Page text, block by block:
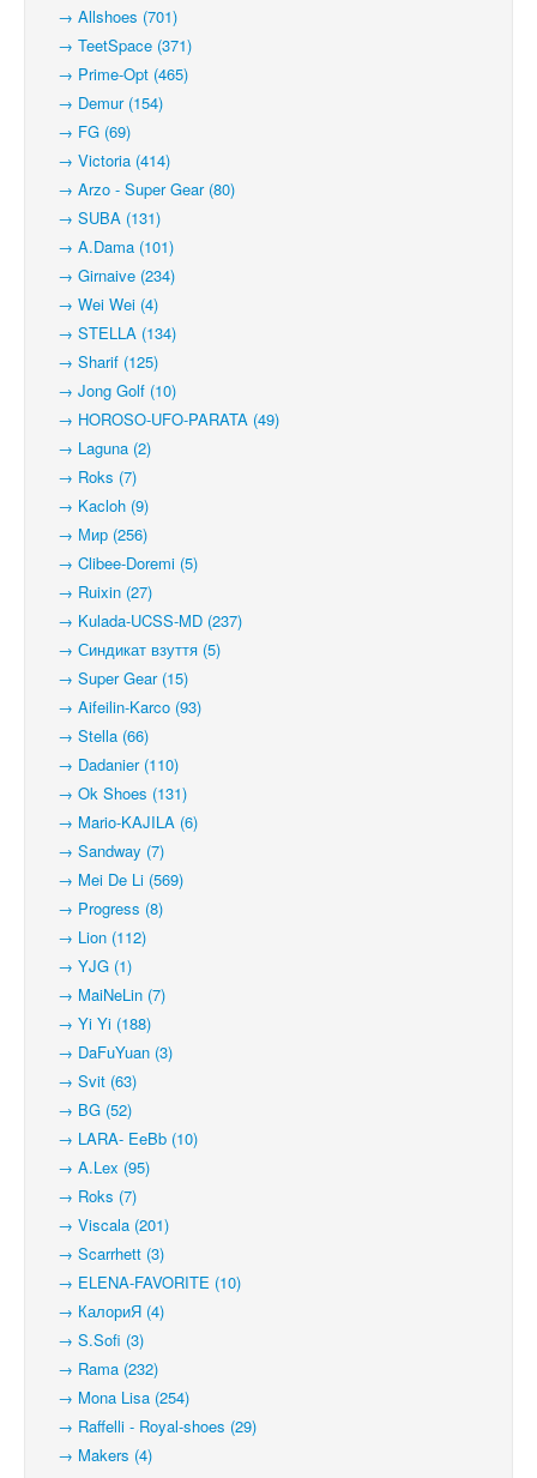
→ Allshoes (701)
→ TeetSpace (371)
→ Prime-Opt (465)
→ Demur (154)
→ FG (69)
→ Victoria (414)
→ Arzo - Super Gear (80)
→ SUBA (131)
→ A.Dama (101)
→ Girnaive (234)
→ Wei Wei (4)
→ STELLA (134)
→ Sharif (125)
→ Jong Golf (10)
→ HOROSO-UFO-PARATA (49)
→ Laguna (2)
→ Roks (7)
→ Kacloh (9)
→ Мир (256)
→ Clibee-Doremi (5)
→ Ruixin (27)
→ Kulada-UCSS-MD (237)
→ Синдикат взуття (5)
→ Super Gear (15)
→ Aifeilin-Karco (93)
→ Stella (66)
→ Dadanier (110)
→ Ok Shoes (131)
→ Mario-KAJILA (6)
→ Sandway (7)
→ Mei De Li (569)
→ Progress (8)
→ Lion (112)
→ YJG (1)
→ MaiNeLin (7)
→ Yi Yi (188)
→ DaFuYuan (3)
→ Svit (63)
→ BG (52)
→ LARA- EeBb (10)
→ A.Lex (95)
→ Roks (7)
→ Viscala (201)
→ Scarrhett (3)
→ ELENA-FAVORITE (10)
→ КалориЯ (4)
→ S.Sofi (3)
→ Rama (232)
→ Mona Lisa (254)
→ Raffelli - Royal-shoes (29)
→ Makers (4)